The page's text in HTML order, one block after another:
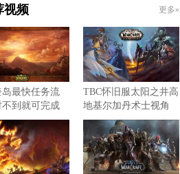
视频 更多»
最快任务流
到就可完成
TBC怀旧服太阳之井高
地基尔加丹术士视角